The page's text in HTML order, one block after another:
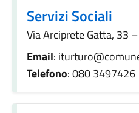
Servizi Sociali
Via Arciprete Gatta, 33
Email:
Telefono: 080 3497426